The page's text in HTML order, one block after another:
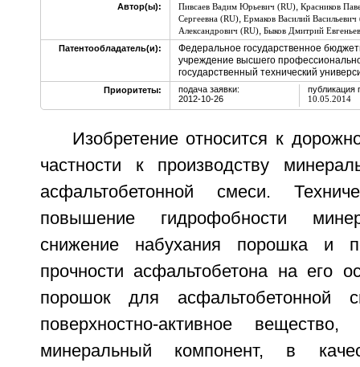
Автор(ы): Пивсаев Вадим Юрьевич (RU), Красников
Сергеевна (RU), Ермаков Василий Васильевич
Александрович (RU), Быков Дмитрий
Патентообладатель(и):
Федеральное государственное
учреждение высшего
государственный технический
Приоритеты:
подача заявки:
2012-10-26
публикация
10.05.2014
Изобретение относится к
частности к производству
асфальтобетонной смеси.
повышение гидрофобности
снижение набухания порошка и
прочности асфальтобетона на его
порошок для асфальтобетонной
поверхностно-активное
минеральный компонент, в